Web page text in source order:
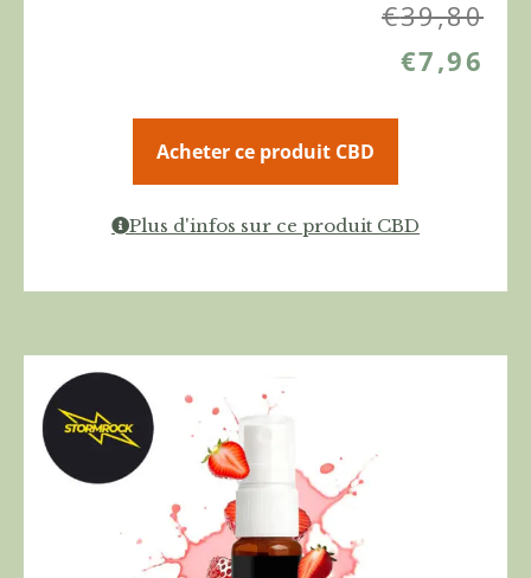
€39,80
€7,96
Acheter ce produit CBD
Plus d'infos sur ce produit CBD